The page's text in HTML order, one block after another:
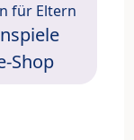
für Eltern
Shop